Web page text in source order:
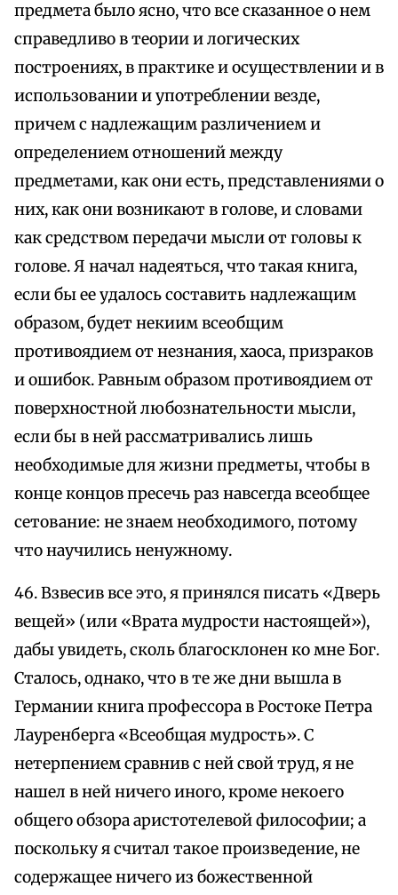
предмета было ясно, что все сказанное о нем
справедливо в теории и логических
построениях, в практике и осуществлении и в
использовании и употреблении везде,
причем с надлежащим различением и
определением отношений между
предметами, как они есть, представлениями о
них, как они возникают в голове, и словами
как средством передачи мысли от головы к
голове. Я начал надеяться, что такая книга,
если бы ее удалось составить надлежащим
образом, будет некиим всеобщим
противоядием от незнания, хаоса, призраков
и ошибок. Равным образом противоядием от
поверхностной любознательности мысли,
если бы в ней рассматривались лишь
необходимые для жизни предметы, чтобы в
конце концов пресечь раз навсегда всеобщее
сетование: не знаем необходимого, потому
что научились ненужному.
46. Взвесив все это, я принялся писать «Дверь
вещей» (или «Врата мудрости настоящей»),
дабы увидеть, сколь благосклонен ко мне Бог.
Сталось, однако, что в те же дни вышла в
Германии книга профессора в Ростоке Петра
Лауренберга «Всеобщая мудрость». С
нетерпением сравнив с ней свой труд, я не
нашел в ней ничего иного, кроме некоего
общего обзора аристотелевой философии; а
поскольку я считал такое произведение, не
содержащее ничего из божественной